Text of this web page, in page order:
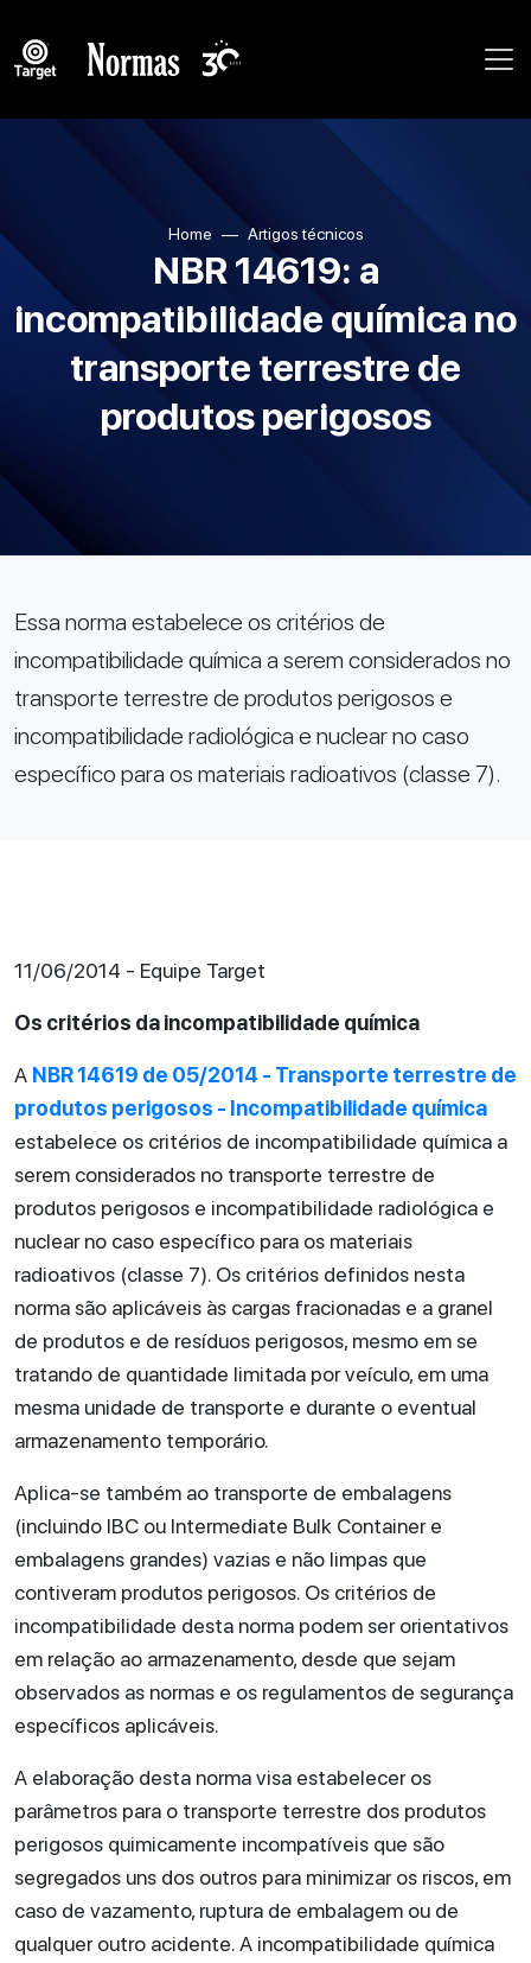
Home Artigos técnicos
NBR 14619: a
incompatibilidade química no
transporte terrestre de
produtos perigosos
Essa norma estabelece os critérios de
incompatibilidade química a serem considerados no
transporte terrestre de produtos perigosos e
incompatibilidade radiológica e nuclear no caso
específico para os materiais radioativos (classe 7).
11/06/2014 - Equipe Target
Os critérios da incompatibilidade química
A NBR 14619 de 05/2014 - Transporte terrestre de
produtos perigosos - Incompatibilidade química
estabelece os critérios de incompatibilidade química a
serem considerados no transporte terrestre de
produtos perigosos e incompatibilidade radiológica e
nuclear no caso específico para os materiais
radioativos (classe 7). Os critérios definidos nesta
norma são aplicáveis às cargas fracionadas e a granel
de produtos e de resíduos perigosos, mesmo em se
tratando de quantidade limitada por veículo, em uma
mesma unidade de transporte e durante o eventual
armazenamento temporário.
Aplica-se também ao transporte de embalagens
(incluindo IBC ou Intermediate Bulk Container e
embalagens grandes) vazias e não limpas que
contiveram produtos perigosos. Os critérios de
incompatibilidade desta norma podem ser orientativos
em relação ao armazenamento, desde que sejam
observados as normas e os regulamentos de segurança
específicos aplicáveis.
A elaboração desta norma visa estabelecer os
parâmetros para o transporte terrestre dos produtos
perigosos quimicamente incompatíveis que são
segregados uns dos outros para minimizar os riscos, em
caso de vazamento, ruptura de embalagem ou de
qualquer outro acidente. A incompatibilidade química